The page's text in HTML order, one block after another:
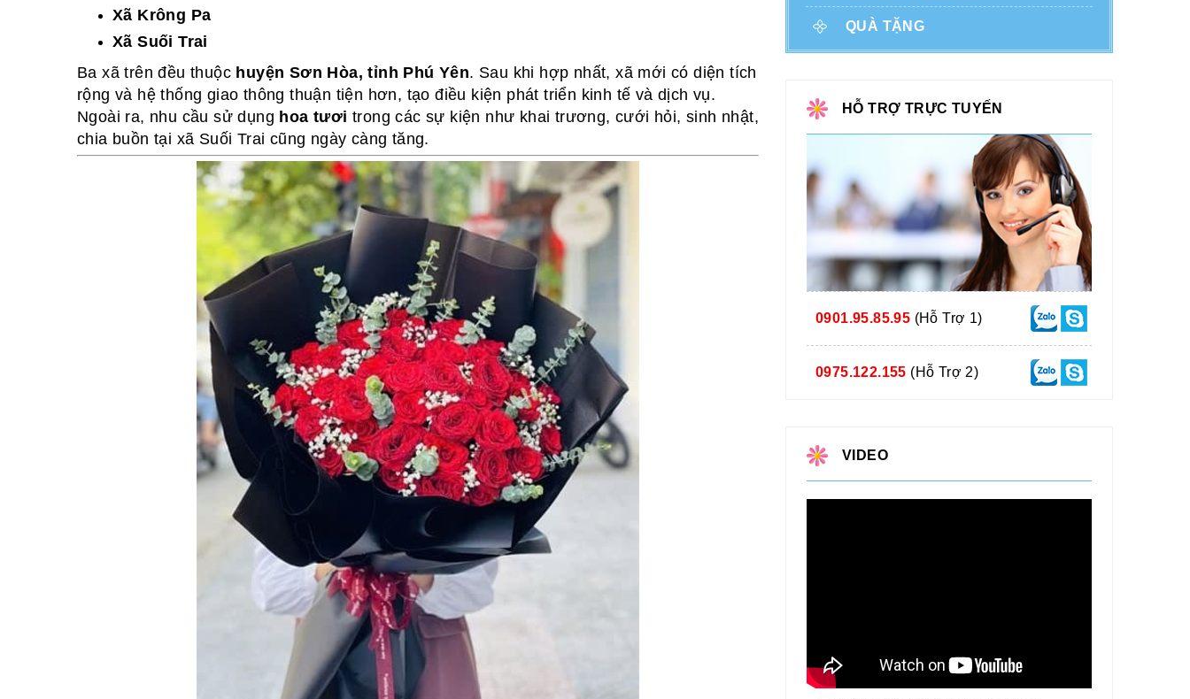
Xã Krông Pa
Xã Suối Trai
Ba xã trên đều thuộc huyện Sơn Hòa, tỉnh Phú Yên. Sau khi hợp nhất, xã mới có diện tích
rộng và hệ thống giao thông thuận tiện hơn, tạo điều kiện phát triển kinh tế và dịch vụ.
Ngoài ra, nhu cầu sử dụng hoa tươi trong các sự kiện như khai trương, cưới hỏi, sinh nhật,
chia buồn tại xã Suối Trai cũng ngày càng tăng.
QUÀ TẶNG
HỖ TRỢ TRỰC TUYẾN
0901.95.85.95 (Hỗ Trợ 1)
0975.122.155 (Hỗ Trợ 2)
VIDEO